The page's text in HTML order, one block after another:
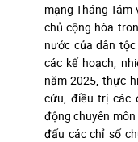
mạng Tháng
chủ cộng hòa
nước của dân
các kế hoạch,
năm 2025, thực
cứu, điều trị các
động chuyên
đấu các chỉ số